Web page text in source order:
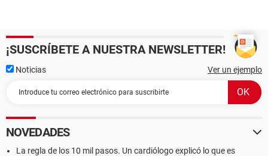
¡SUSCRÍBETE A NUESTRA NEWSLETTER!
Noticias Ver un ejemplo
NOVEDADES
La regla de los 10 mil pasos. Un cardiólogo explicó lo que es